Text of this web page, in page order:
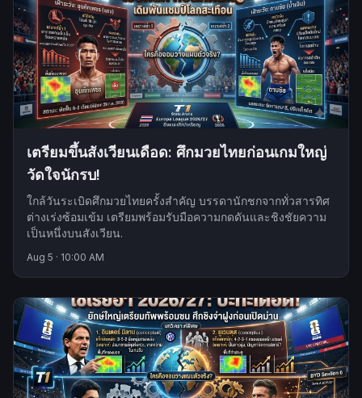
เตรียมขึ้นสังเวียนเดือด: ศึกมวยไทยก่อนเกมใหญ่
วัดใจนักรบ!
ใกล้วันระเบิดศึกมวยไทยครั้งสำคัญ บรรดานักชกจากทั่วสารทิศ
ต่างเร่งซ้อมเข้ม เตรียมพร้อมรับมือความกดดันและชิงชัยความ
เป็นหนึ่งบนสังเวียน.
Aug 5 · 10:00 AM